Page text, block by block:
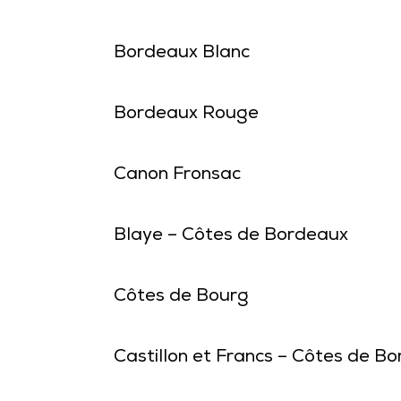
Bordeaux Blanc
Bordeaux Rouge
Canon Fronsac
Blaye – Côtes de Bordeaux
Côtes de Bourg
Castillon et Francs – Côtes de